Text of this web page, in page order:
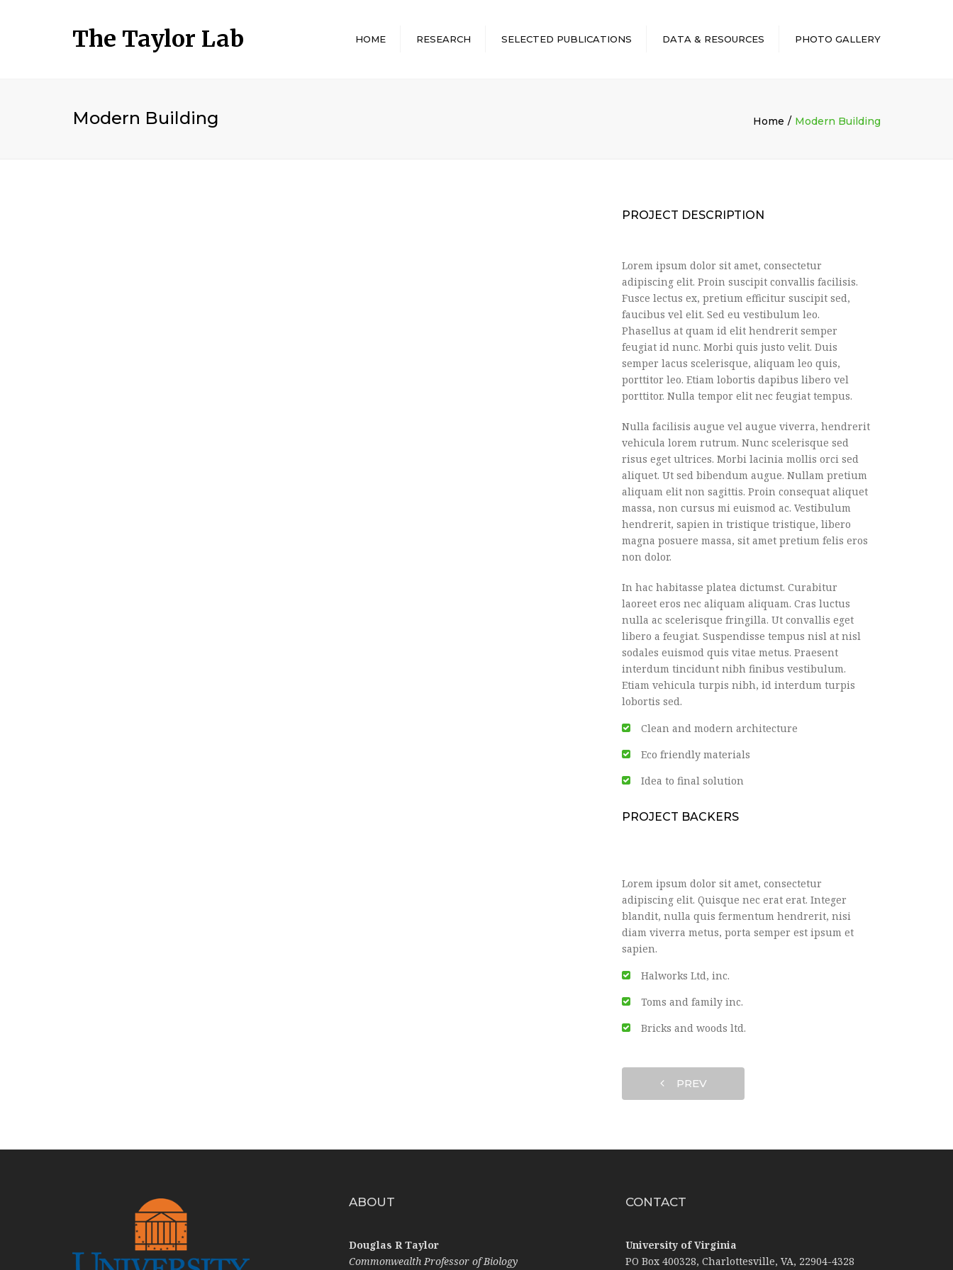
The Taylor Lab HOME RESEARCH SELECTED PUBLICATIONS DATA & RESOURCES PHOTO GALLERY
Modern Building Home Modern Building
PROJECT DESCRIPTION
Lorem ipsum dolor sit amet, consectetur
adipiscing elit. Proin suscipit convallis facilisis.
Fusce lectus ex, pretium efficitur suscipit sed,
faucibus vel elit. Sed eu vestibulum leo.
Phasellus at quam id elit hendrerit semper
feugiat id nunc. Morbi quis justo velit. Duis
semper lacus scelerisque, aliquam leo quis,
porttitor leo. Etiam lobortis dapibus libero vel
porttitor. Nulla tempor elit nec feugiat tempus.
Nulla facilisis augue vel augue viverra, hendrerit
vehicula lorem rutrum. Nunc scelerisque sed
risus eget ultrices. Morbi lacinia mollis orci sed
aliquet. Ut sed bibendum augue. Nullam pretium
aliquam elit non sagittis. Proin consequat aliquet
massa, non cursus mi euismod ac. Vestibulum
hendrerit, sapien in tristique tristique, libero
magna posuere massa, sit amet pretium felis eros
non dolor.
In hac habitasse platea dictumst. Curabitur
laoreet eros nec aliquam aliquam. Cras luctus
nulla ac scelerisque fringilla. Ut convallis eget
libero a feugiat. Suspendisse tempus nisl at nisl
sodales euismod quis vitae metus. Praesent
interdum tincidunt nibh finibus vestibulum.
Etiam vehicula turpis nibh, id interdum turpis
lobortis sed.
Clean and modern architecture
Eco friendly materials
Idea to final solution
PROJECT BACKERS
Lorem ipsum dolor sit amet, consectetur
adipiscing elit. Quisque nec erat erat. Integer
blandit, nulla quis fermentum hendrerit, nisi
diam viverra metus, porta semper est ipsum et
sapien.
Halworks Ltd, inc.
Toms and family inc.
Bricks and woods ltd.
PREV
ABOUT
Douglas R Taylor
Commonwealth Professor of Biology
CONTACT
University of Virginia
PO Box 400328, Charlottesville, VA, 22904-4328